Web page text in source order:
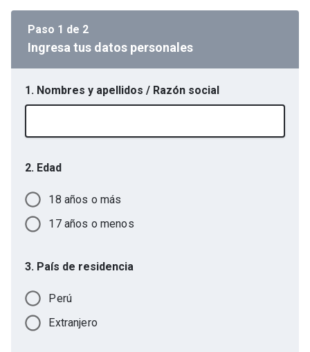
Paso 1 de 2
Ingresa tus datos personales
1. Nombres y apellidos / Razón social
2. Edad
18 años o más
17 años o menos
3. País de residencia
Perú
Extranjero